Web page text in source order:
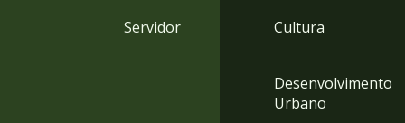
Servidor Cultura
Desenvolvimento
Urbano